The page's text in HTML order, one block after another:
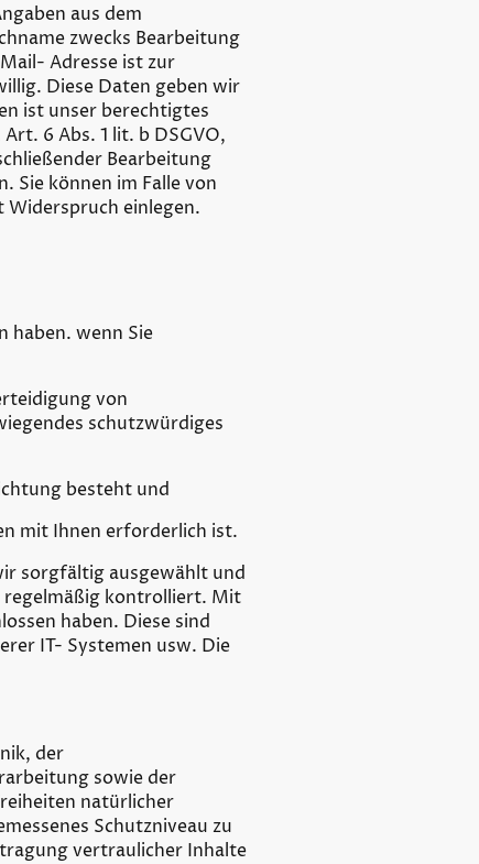
aus dem
zwecks Bearbeitung
Adresse ist zur
Diese Daten geben wir
ist unser berechtigtes
6 Abs. 1 lit. b DSGVO,
Bearbeitung
Sie können im Falle von
Widerspruch einlegen.
haben. wenn Sie
von
schutzwürdiges
besteht und
mit Ihnen erforderlich ist.
sorgfältig ausgewählt und
regelmäßig kontrolliert. Mit
haben. Diese sind
IT- Systemen usw. Die
der
sowie der
natürlicher
Schutzniveau zu
vertraulicher Inhalte